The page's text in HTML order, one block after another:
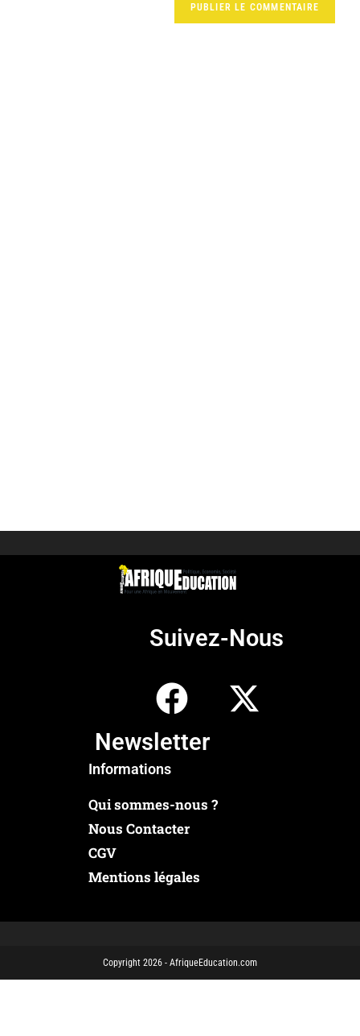
Suivez-Nous
Newsletter
Informations
Qui sommes-nous ?
Nous Contacter
CGV
Mentions légales
Copyright 2026 - AfriqueEducation.com